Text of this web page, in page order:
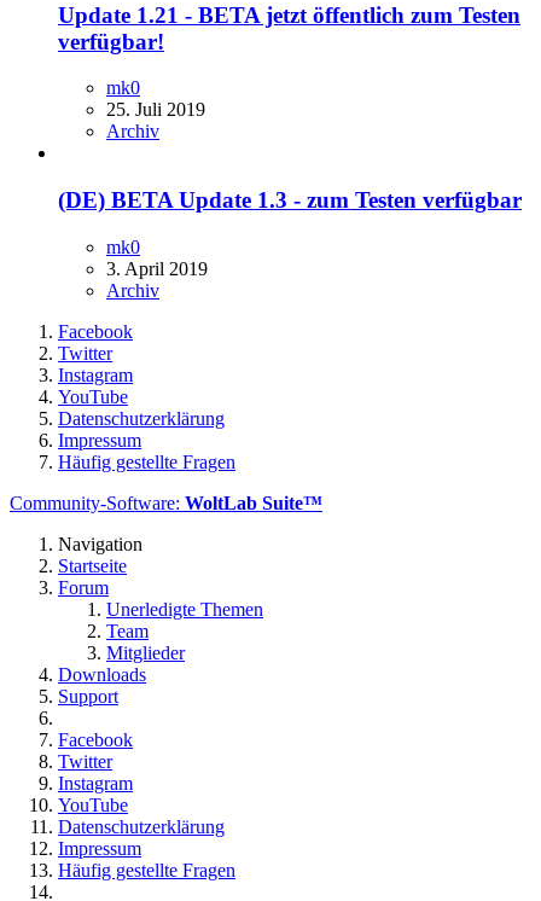
Update 1.21 - BETA jetzt öffentlich zum Testen
verfügbar!
mk0
25. Juli 2019
Archiv
(DE) BETA Update 1.3 - zum Testen verfügbar
mk0
3. April 2019
Archiv
Facebook
Twitter
Instagram
YouTube
Datenschutzerklärung
Impressum
Häufig gestellte Fragen
Community-Software: WoltLab Suite™
Navigation
Startseite
Forum
Unerledigte Themen
Team
Mitglieder
Downloads
Support
Facebook
Twitter
Instagram
YouTube
Datenschutzerklärung
Impressum
Häufig gestellte Fragen